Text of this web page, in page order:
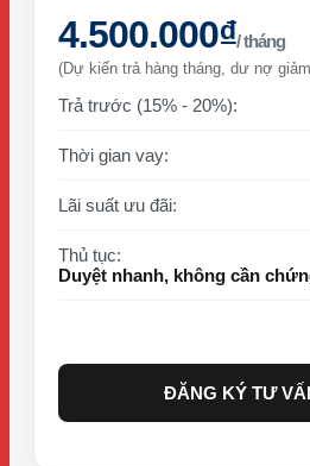
4.500.000₫/ tháng
(Dự kiến trả hàng tháng, dư nợ
Trả trước (15% - 20%):
Thời gian vay:
Lãi suất ưu đãi:
Thủ tục:
Duyệt nhanh, không cần
ĐĂNG KÝ TƯ